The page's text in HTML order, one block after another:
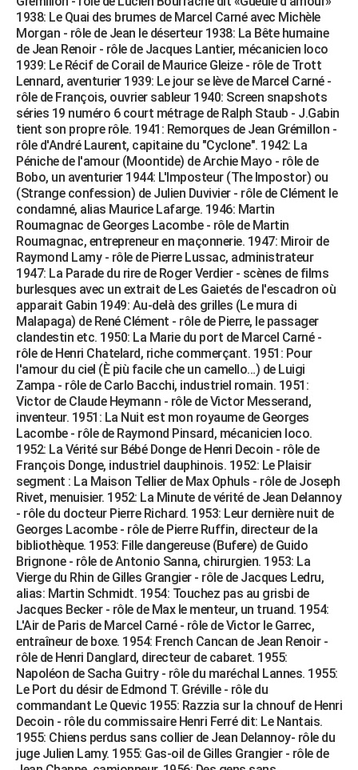
1938: Le Quai des brumes de Marcel Carné avec Michèle
Morgan - rôle de Jean le déserteur 1938: La Bête humaine
de Jean Renoir - rôle de Jacques Lantier, mécanicien loco
1939: Le Récif de Corail de Maurice Gleize - rôle de Trott
Lennard, aventurier 1939: Le jour se lève de Marcel Carné -
rôle de François, ouvrier sableur 1940: Screen snapshots
séries 19 numéro 6 court métrage de Ralph Staub - J.Gabin
tient son propre rôle. 1941: Remorques de Jean Grémillon -
rôle d'André Laurent, capitaine du "Cyclone". 1942: La
Péniche de l'amour (Moontide) de Archie Mayo - rôle de
Bobo, un aventurier 1944: L'Imposteur (The Impostor) ou
(Strange confession) de Julien Duvivier - rôle de Clément le
condamné, alias Maurice Lafarge. 1946: Martin
Roumagnac de Georges Lacombe - rôle de Martin
Roumagnac, entrepreneur en maçonnerie. 1947: Miroir de
Raymond Lamy - rôle de Pierre Lussac, administrateur
1947: La Parade du rire de Roger Verdier - scènes de films
burlesques avec un extrait de Les Gaietés de l'escadron où
apparait Gabin 1949: Au-delà des grilles (Le mura di
Malapaga) de René Clément - rôle de Pierre, le passager
clandestin etc. 1950: La Marie du port de Marcel Carné -
rôle de Henri Chatelard, riche commerçant. 1951: Pour
l'amour du ciel (È più facile che un camello…) de Luigi
Zampa - rôle de Carlo Bacchi, industriel romain. 1951:
Victor de Claude Heymann - rôle de Victor Messerand,
inventeur. 1951: La Nuit est mon royaume de Georges
Lacombe - rôle de Raymond Pinsard, mécanicien loco.
1952: La Vérité sur Bébé Donge de Henri Decoin - rôle de
François Donge, industriel dauphinois. 1952: Le Plaisir
segment : La Maison Tellier de Max Ophuls - rôle de Joseph
Rivet, menuisier. 1952: La Minute de vérité de Jean Delannoy
- rôle du docteur Pierre Richard. 1953: Leur dernière nuit de
Georges Lacombe - rôle de Pierre Ruffin, directeur de la
bibliothèque. 1953: Fille dangereuse (Bufere) de Guido
Brignone - rôle de Antonio Sanna, chirurgien. 1953: La
Vierge du Rhin de Gilles Grangier - rôle de Jacques Ledru,
alias: Martin Schmidt. 1954: Touchez pas au grisbi de
Jacques Becker - rôle de Max le menteur, un truand. 1954:
L'Air de Paris de Marcel Carné - rôle de Victor le Garrec,
entraîneur de boxe. 1954: French Cancan de Jean Renoir -
rôle de Henri Danglard, directeur de cabaret. 1955:
Napoléon de Sacha Guitry - rôle du maréchal Lannes. 1955:
Le Port du désir de Edmond T. Gréville - rôle du
commandant Le Quevic 1955: Razzia sur la chnouf de Henri
Decoin - rôle du commissaire Henri Ferré dit: Le Nantais.
1955: Chiens perdus sans collier de Jean Delannoy- rôle du
juge Julien Lamy. 1955: Gas-oil de Gilles Grangier - rôle de